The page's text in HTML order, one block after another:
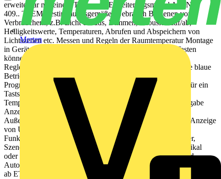
Merten
erweiterbar mit einem Tastsensor-Erweiterungsmodul Art.-Nr.:
409.. TSEM Bestimmungsgemäßer Gebrauch Bedienen von
Verbrauchern, z.B. Licht ein/aus, Dimmen, Jalousien auf/ab,
Helligkeitswerte, Temperaturen, Abrufen und Abspeichern von
Lichtszenen etc. Messen und Regeln der Raumtemperatur Montage
in Gerätedose mit Abmessungen nach DIN 49073 Alle Tasten
können mit Tastsensorfunktionen oder Funktionen für die
Reglerbedienung belegt werden. Vier rote Status-LEDs Eine blaue
Betriebs-LED als Orientierungslicht sowie zur Anzeige des
Programmierzustands Integrierter Busankoppler Anschluss für ein
Tastsensor-Erweiterungsmodul 1-4fach Integrierter
Temperaturfühler Raumtemperaturregelung mit Sollwertvorgabe
Anzeige von Raum- oder Soll-Temperatur Anzeige der
Außentemperatur – mit externem Sensor, z.B. Wetterstation Anzeige
von Uhrzeit, in Verbindung mit KNX-Zeitgeber Tastsensor-
Funktionen Schalten, Dimmen, Jalousiesteuerung, Wertgeber,
Szenenaufruf etc. Tastenfunktion oder Wippenfunktion, vertikal
oder horizontal Lüftersteuerung mit bis zu 8 Lüfterstufen und
Automatikbetrieb KNX Data Secure kompatibel ab ETS 5.7.7 oder
ab ETS 6.3.0 Updatefähig mit ETS Service-App